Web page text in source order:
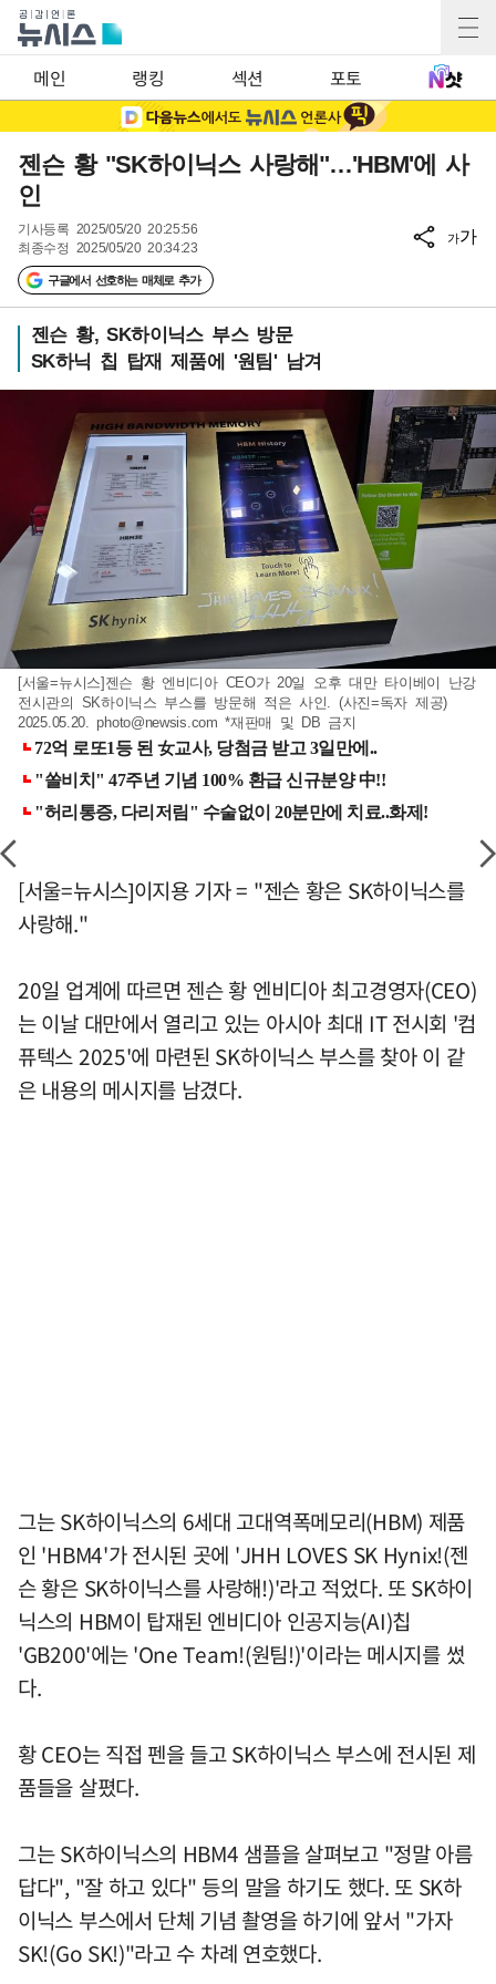
메인 랭킹 섹션 포토
젠슨 황 "SK하이닉스 사랑해"…'HBM'에 사
인
기사등록 2025/05/20 20:25:56
최종수정 2025/05/20 20:34:23
구글에서 선호하는 매체로 추가
가가
젠슨 황, SK하이닉스 부스 방문
SK하닉 칩 탑재 제품에 '원팀' 남겨
[서울=뉴시스]젠슨 황 엔비디아 CEO가 20일 오후 대만 타이베이 난강
전시관의 SK하이닉스 부스를 방문해 적은 사인. (사진=독자 제공)
2025.05.20.photo@newsis.com *재판매 및 DB 금지
[서울=뉴시스]이지용 기자 = "젠슨 황은 SK하이닉스를
사랑해."
20일 업계에 따르면 젠슨 황 엔비디아 최고경영자(CEO)
는 이날 대만에서 열리고 있는 아시아 최대 IT 전시회 '컴
퓨텍스 2025'에 마련된 SK하이닉스 부스를 찾아 이 같
은 내용의 메시지를 남겼다.
그는 SK하이닉스의 6세대 고대역폭메모리(HBM) 제품
인 'HBM4'가 전시된 곳에 'JHH LOVES SK Hynix!(젠
슨 황은 SK하이닉스를 사랑해!)'라고 적었다. 또 SK하이
닉스의 HBM이 탑재된 엔비디아 인공지능(AI)칩
'GB200'에는 'One Team!(원팀!)'이라는 메시지를 썼
다.
황 CEO는 직접 펜을 들고 SK하이닉스 부스에 전시된 제
품들을 살폈다.
그는 SK하이닉스의 HBM4 샘플을 살펴보고 "정말 아름
답다", "잘 하고 있다" 등의 말을 하기도 했다. 또 SK하
이닉스 부스에서 단체 기념 촬영을 하기에 앞서 "가자
SK!(Go SK!)"라고 수 차례 연호했다.